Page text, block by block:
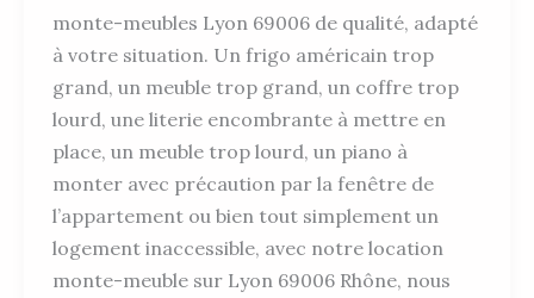
monte-meubles Lyon 69006 de qualité, adapté
à votre situation. Un frigo américain trop
grand, un meuble trop grand, un coffre trop
lourd, une literie encombrante à mettre en
place, un meuble trop lourd, un piano à
monter avec précaution par la fenêtre de
l’appartement ou bien tout simplement un
logement inaccessible, avec notre location
monte-meuble sur Lyon 69006 Rhône, nous